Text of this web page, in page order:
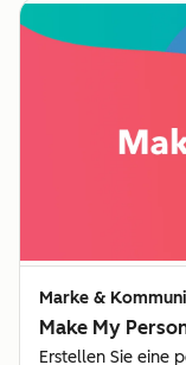
Marke &
Make My
Erstellen Sie eine